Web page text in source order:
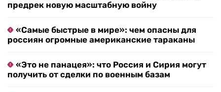
предрек новую масштабную войну
«Самые быстрые в мире»: чем опасны для
россиян огромные американские тараканы
«Это не панацея»: что Россия и Сирия могут
получить от сделки по военным базам